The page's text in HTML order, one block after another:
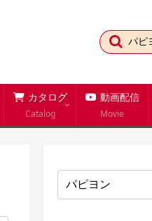
カタログ
Catalog
動画配信
Movie